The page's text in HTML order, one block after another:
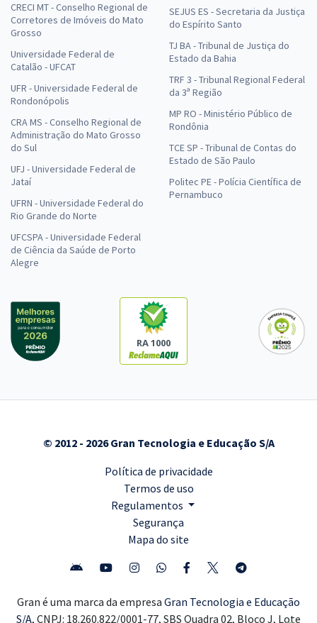
CRECI MT - Conselho Regional de
Corretores de Imóveis do Mato
Grosso
Universidade Federal de
Catalão - UFCAT
UFR - Universidade Federal de
Rondonópolis
CRA MS - Conselho Regional de
Administração do Mato Grosso
do Sul
UFJ - Universidade Federal de
Jataí
UFRN - Universidade Federal do
Rio Grande do Norte
UFCSPA - Universidade Federal
de Ciência da Saúde de Porto
Alegre
SEJUS ES - Secretaria da Justiça
do Espírito Santo
TJ BA - Tribunal de Justiça do
Estado da Bahia
TRF 3 - Tribunal Regional Federal
da 3ª Região
MP RO - Ministério Público de
Rondônia
TCE SP - Tribunal de Contas do
Estado de São Paulo
Politec PE - Polícia Científica de
Pernambuco
RA 1000
© 2012 - 2026 Gran Tecnologia e Educação S/A
Política de privacidade
Termos de uso
Regulamentos
Segurança
Mapa do site
Gran é uma marca da empresa Gran Tecnologia e Educação
S/A, CNPJ: 18.260.822/0001-77, SBS Quadra 02, Bloco J, Lote